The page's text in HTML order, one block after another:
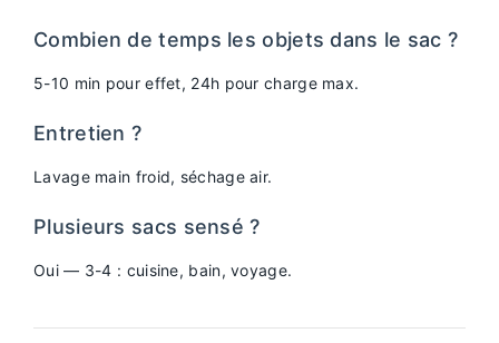
Combien de temps les objets dans le sac ?
5-10 min pour effet, 24h pour charge max.
Entretien ?
Lavage main froid, séchage air.
Plusieurs sacs sensé ?
Oui — 3-4 : cuisine, bain, voyage.